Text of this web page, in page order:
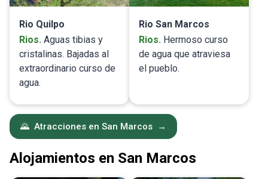
Rio Quilpo
Rios. Aguas tibias y
cristalinas. Bajadas al
extraordinario curso de
agua.
Rio San Marcos
Rios. Hermoso curso
de agua que atraviesa
el pueblo.
🌄 Atracciones en San Marcos →
Alojamientos en San Marcos